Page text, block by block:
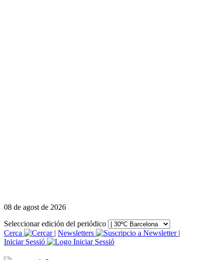
08 de agost de 2026
Seleccionar edición del periódico
Cerca
| Newsletters
|
Iniciar Sessió